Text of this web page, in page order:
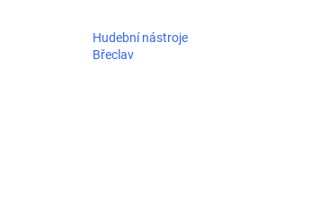
Hudební nástroje
Břeclav